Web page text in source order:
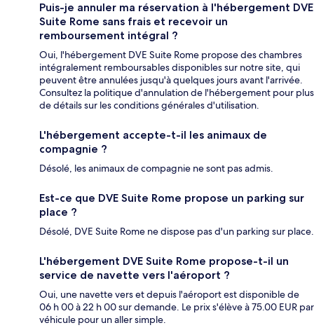
Puis-je annuler ma réservation à l'hébergement DVE
Suite Rome sans frais et recevoir un
remboursement intégral ?
Oui, l'hébergement DVE Suite Rome propose des chambres
intégralement remboursables disponibles sur notre site, qui
peuvent être annulées jusqu'à quelques jours avant l'arrivée.
Consultez la politique d'annulation de l'hébergement pour plus
de détails sur les conditions générales d'utilisation.
L'hébergement accepte-t-il les animaux de
compagnie ?
Désolé, les animaux de compagnie ne sont pas admis.
Est-ce que DVE Suite Rome propose un parking sur
place ?
Désolé, DVE Suite Rome ne dispose pas d'un parking sur place.
L'hébergement DVE Suite Rome propose-t-il un
service de navette vers l'aéroport ?
Oui, une navette vers et depuis l'aéroport est disponible de
06 h 00 à 22 h 00 sur demande. Le prix s'élève à 75.00 EUR par
véhicule pour un aller simple.